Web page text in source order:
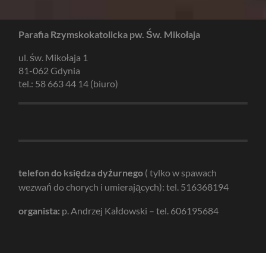
Parafia Rzymskokatolicka pw. Św. Mikołaja
ul. św. Mikołaja 1
81-062 Gdynia
tel.: 58 663 44 14 (biuro)
telefon do księdza dyżurnego ( tylko w spawach
wezwań do chorych i umierających): tel. 516368194
organista: p. Andrzej Kałdowski – tel. 606195684